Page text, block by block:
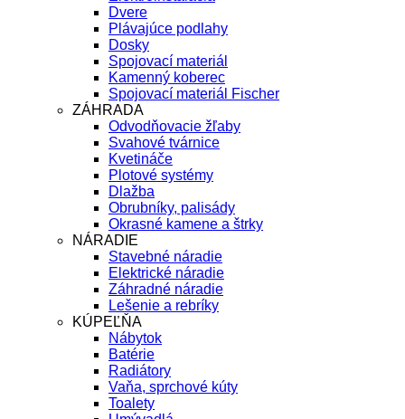
Dvere
Plávajúce podlahy
Dosky
Spojovací materiál
Kamenný koberec
Spojovací materiál Fischer
ZÁHRADA
Odvodňovacie žľaby
Svahové tvárnice
Kvetináče
Plotové systémy
Dlažba
Obrubníky, palisády
Okrasné kamene a štrky
NÁRADIE
Stavebné náradie
Elektrické náradie
Záhradné náradie
Lešenie a rebríky
KÚPEĽŇA
Nábytok
Batérie
Radiátory
Vaňa, sprchové kúty
Toalety